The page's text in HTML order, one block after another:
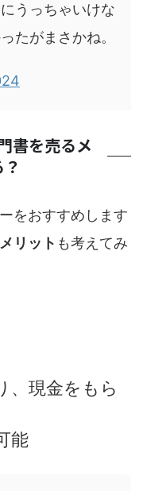
うっちゃいけな
たがまさかね。
書を売るメ
をおすすめします
メリット も考えてみ
、現金をもら
能